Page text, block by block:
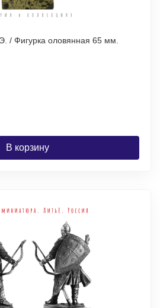
Бюст Дзержинский Ф.Э. / Фигурка оловянная 65 мм.
В корзину